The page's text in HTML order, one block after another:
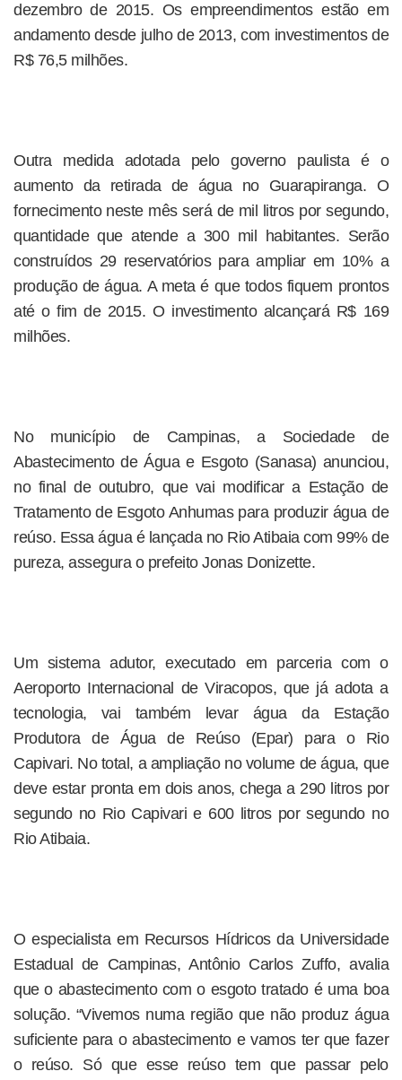
dezembro de 2015. Os empreendimentos estão em
andamento desde julho de 2013, com investimentos de
R$ 76,5 milhões.
Outra medida adotada pelo governo paulista é o
aumento da retirada de água no Guarapiranga. O
fornecimento neste mês será de mil litros por segundo,
quantidade que atende a 300 mil habitantes. Serão
construídos 29 reservatórios para ampliar em 10% a
produção de água. A meta é que todos fiquem prontos
até o fim de 2015. O investimento alcançará R$ 169
milhões.
No município de Campinas, a Sociedade de
Abastecimento de Água e Esgoto (Sanasa) anunciou,
no final de outubro, que vai modificar a Estação de
Tratamento de Esgoto Anhumas para produzir água de
reúso. Essa água é lançada no Rio Atibaia com 99% de
pureza, assegura o prefeito Jonas Donizette.
Um sistema adutor, executado em parceria com o
Aeroporto Internacional de Viracopos, que já adota a
tecnologia, vai também levar água da Estação
Produtora de Água de Reúso (Epar) para o Rio
Capivari. No total, a ampliação no volume de água, que
deve estar pronta em dois anos, chega a 290 litros por
segundo no Rio Capivari e 600 litros por segundo no
Rio Atibaia.
O especialista em Recursos Hídricos da Universidade
Estadual de Campinas, Antônio Carlos Zuffo, avalia
que o abastecimento com o esgoto tratado é uma boa
solução. “Vivemos numa região que não produz água
suficiente para o abastecimento e vamos ter que fazer
o reúso. Só que esse reúso tem que passar pelo